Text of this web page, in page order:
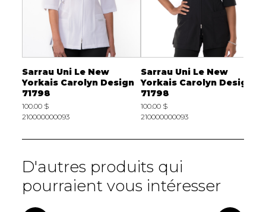
Sarrau Uni Le New
Yorkais Carolyn Design
71798
100.00 $
210000000093
Sarrau Uni Le New
Yorkais Carolyn Design
71798
100.00 $
210000000093
D'autres produits qui
pourraient vous intéresser